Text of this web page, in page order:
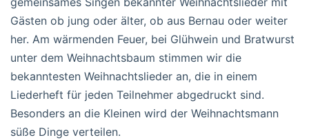
Gästen ob jung oder älter, ob aus Bernau oder weiter
her. Am wärmenden Feuer, bei Glühwein und Bratwurst
unter dem Weihnachtsbaum stimmen wir die
bekanntesten Weihnachtslieder an, die in einem
Liederheft für jeden Teilnehmer abgedruckt sind.
Besonders an die Kleinen wird der Weihnachtsmann
süße Dinge verteilen.